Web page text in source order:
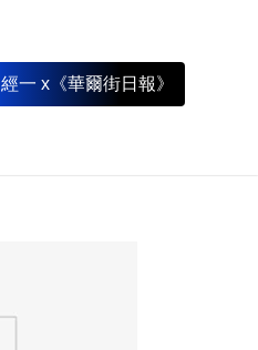
經一 x《華爾街日報》